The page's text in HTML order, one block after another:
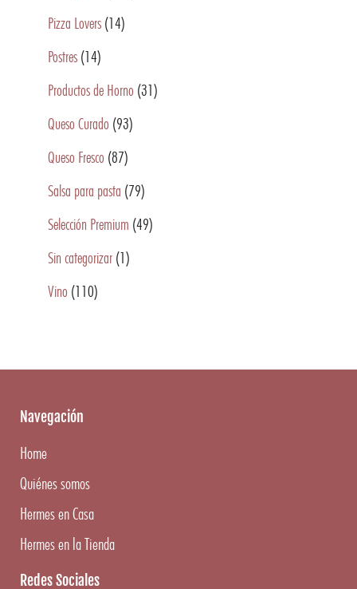
Pizza Lovers (14)
Postres (14)
Productos de Horno (31)
Queso Curado (93)
Queso Fresco (87)
Salsa para pasta (79)
Selección Premium (49)
Sin categorizar (1)
Vino (110)
Navegación
Home
Quiénes somos
Hermes en Casa
Hermes en la Tienda
Redes Sociales